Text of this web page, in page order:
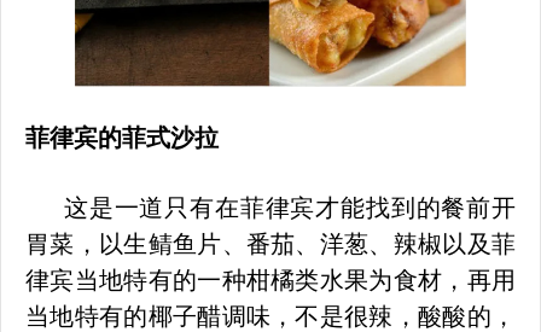
菲律宾的菲式沙拉
这是一道只有在菲律宾才能找到的餐前开
胃菜，以生鲭鱼片、番茄、洋葱、辣椒以及菲
律宾当地特有的一种柑橘类水果为食材，再用
当地特有的椰子醋调味，不是很辣，酸酸的，